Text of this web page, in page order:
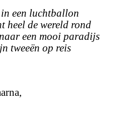
een luchtballon
heel de wereld rond
een mooi paradijs
tweeën op reis